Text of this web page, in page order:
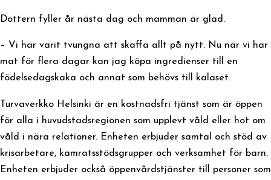
Dottern fyller år nästa dag och mamman är glad.
– Vi har varit tvungna att skaffa allt på nytt. Nu när vi har
mat för flera dagar kan jag köpa ingredienser till en
födelsedagskaka och annat som behövs till kalaset.
Turvaverkko Helsinki är en kostnadsfri tjänst som är öppen
för alla i huvudstadsregionen som upplevt våld eller hot om
våld i nära relationer. Enheten erbjuder samtal och stöd av
krisarbetare, kamratsstödsgrupper och verksamhet för barn.
Enheten erbjuder också öppenvårdstjänster till personer som